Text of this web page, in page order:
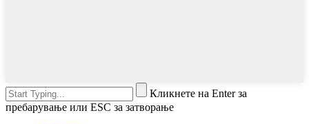
Кликнете на Enter за
пребарување или ESC за затворање